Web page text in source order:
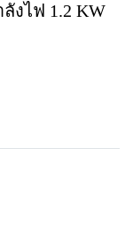
งไฟ 1.2 KW